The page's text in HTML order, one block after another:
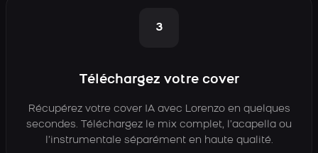
3
Téléchargez votre cover
Récupérez votre cover IA avec Lorenzo en quelques
secondes. Téléchargez le mix complet, l’acapella ou
l’instrumentale séparément en haute qualité.